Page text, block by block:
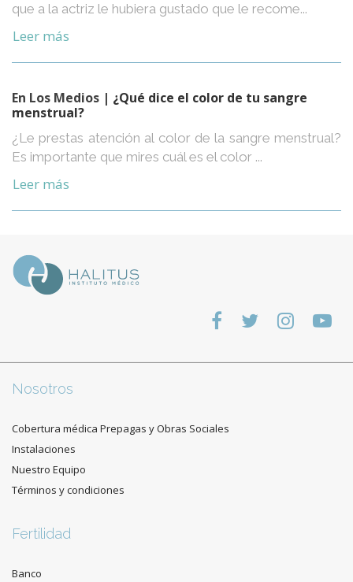
que a la actriz le hubiera gustado que le recome...
Leer más
En Los Medios | ¿Qué dice el color de tu sangre
menstrual?
¿Le prestas atención al color de la sangre menstrual?
Es importante que mires cuál es el color ...
Leer más
Nosotros
Cobertura médica Prepagas y Obras Sociales
Instalaciones
Nuestro Equipo
Términos y condiciones
Fertilidad
Banco